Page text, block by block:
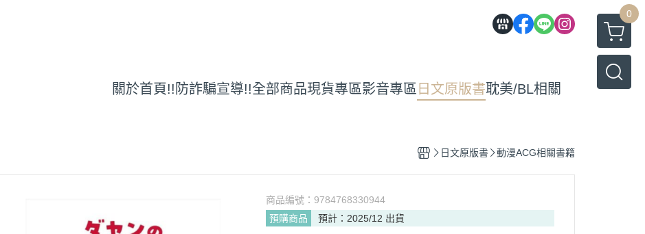
0
關於首頁!!防詐騙宣導!!全部商品現貨專區影音專區 日文原版書耽美/BL相關
日文原版書 動漫ACG相關書籍
商品編號： 9784768330944
預購商品
預計：2025/12 出貨